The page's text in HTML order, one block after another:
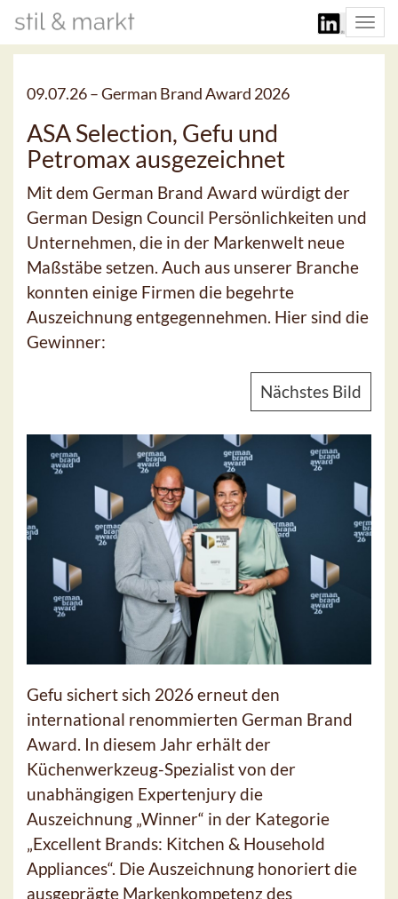
09.07.26 –German Brand Award 2026
ASA Selection, Gefu und
Petromax ausgezeichnet
Mit dem German Brand Award würdigt der
German Design Council Persönlichkeiten und
Unternehmen, die in der Markenwelt neue
Maßstäbe setzen. Auch aus unserer Branche
konnten einige Firmen die begehrte
Auszeichnung entgegennehmen. Hier sind die
Gewinner:
Nächstes Bild
Gefu sichert sich 2026 erneut den
international renommierten German Brand
Award. In diesem Jahr erhält der
Küchenwerkzeug-Spezialist von der
unabhängigen Expertenjury die
Auszeichnung „Winner“ in der Kategorie
„Excellent Brands: Kitchen & Household
Appliances“. Die Auszeichnung honoriert die
ausgeprägte Markenkompetenz des